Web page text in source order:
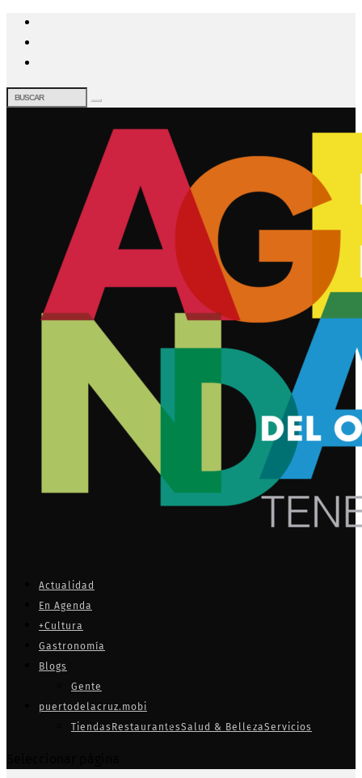
Actualidad
En Agenda
+Cultura
Gastronomía
Blogs
Gente
puertodelacruz.mobi
Tiendas RestaurantesSalud & BellezaServicios